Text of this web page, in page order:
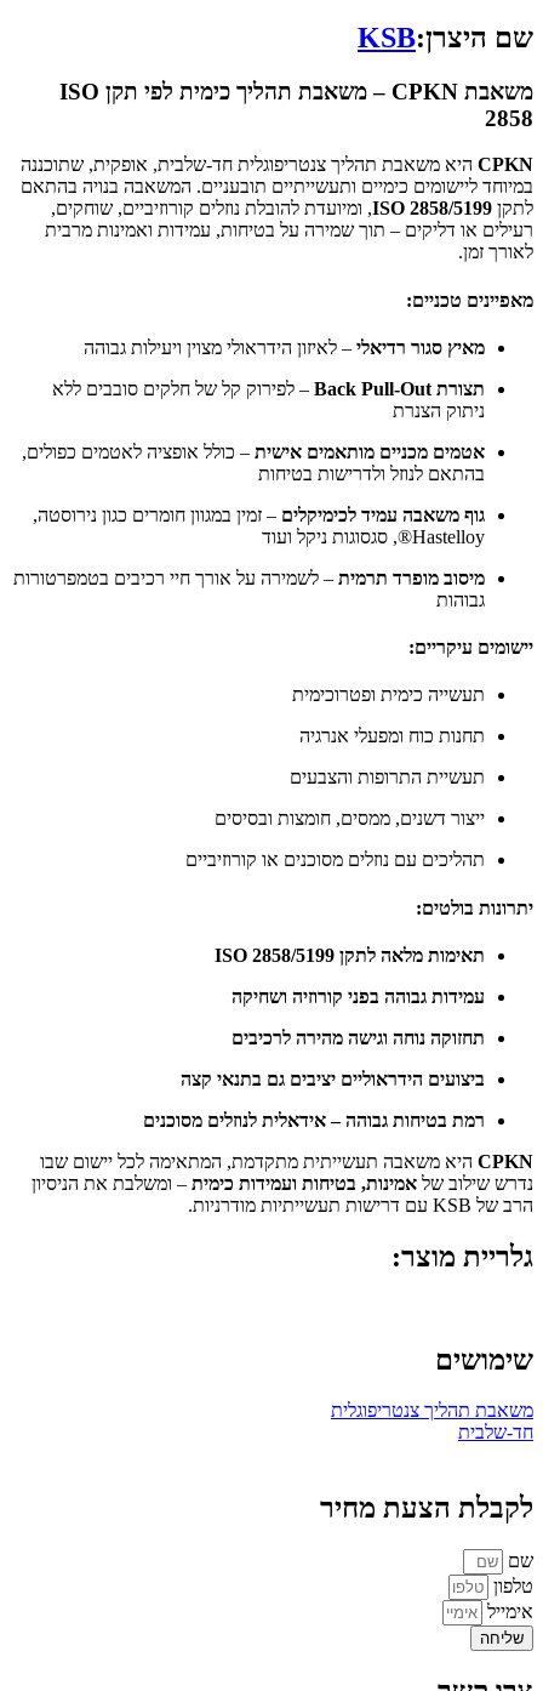
שם היצרן:KSB
משאבת CPKN – משאבת תהליך כימית לפי תקן ISO
2858
CPKN היא משאבת תהליך צנטריפוגלית חד-שלבית, אופקית, שתוכננה
במיוחד ליישומים כימיים ותעשייתיים תובעניים. המשאבה בנויה בהתאם
לתקן ISO 2858/5199, ומיועדת להובלת נוזלים קורוזיביים, שוחקים,
רעילים או דליקים – תוך שמירה על בטיחות, עמידות ואמינות מרבית
לאורך זמן.
מאפיינים טכניים:
מאיץ סגור רדיאלי – לאיזון הידראולי מצוין ויעילות גבוהה
תצורת Back Pull-Out
– לפירוק קל של חלקים סובבים ללא
ניתוק הצנרת
אטמים מכניים מותאמים אישית – כולל אופציה לאטמים כפולים,
בהתאם לנוזל ולדרישות בטיחות
גוף משאבה עמיד לכימיקלים – זמין במגוון חומרים כגון נירוסטה,
Hastelloy®, סגסוגות ניקל ועוד
מיסוב מופרד תרמית – לשמירה על אורך חיי רכיבים בטמפרטורות
גבוהות
יישומים עיקריים:
תעשייה כימית ופטרוכימית
תחנות כוח ומפעלי אנרגיה
תעשיית התרופות והצבעים
ייצור דשנים, ממסים, חומצות ובסיסים
תהליכים עם נוזלים מסוכנים או קורוזיביים
יתרונות בולטים:
תאימות מלאה לתקן ISO 2858/5199
עמידות גבוהה בפני קורוזיה ושחיקה
תחזוקה נוחה וגישה מהירה לרכיבים
ביצועים הידראוליים יציבים גם בתנאי קצה
רמת בטיחות גבוהה – אידאלית לנוזלים מסוכנים
CPKN היא משאבה תעשייתית מתקדמת, המתאימה לכל יישום שבו
נדרש שילוב של אמינות, בטיחות ועמידות כימית – ומשלבת את הניסיון
הרב של KSB עם דרישות תעשייתיות מודרניות.
גלריית מוצר:
שימושים
משאבת תהליך צנטריפוגלית
חד-שלבית
לקבלת הצעת מחיר
שם
טלפון
אימייל
שליחה